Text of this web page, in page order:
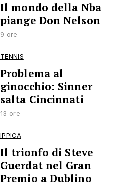
Il mondo della Nba
piange Don Nelson
9 ore
TENNIS
Problema al
ginocchio: Sinner
salta Cincinnati
13 ore
IPPICA
Il trionfo di Steve
Guerdat nel Gran
Premio a Dublino